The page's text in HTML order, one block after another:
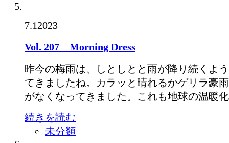
7.12023
Vol. 207 Morning Dress
昨今の梅雨は、しとしとと雨が降り続くよ
てきましたね。カラッと晴れるかゲリラ豪
がなくなってきました。これも地球の温暖
続きを読む
未分類